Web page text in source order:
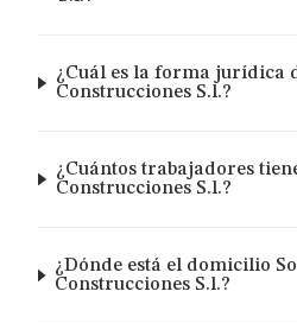
¿Cuál es la forma jurídica
Construcciones S.l.?
¿Cuántos trabajadores
Construcciones S.l.?
¿Dónde está el domicilio
Construcciones S.l.?